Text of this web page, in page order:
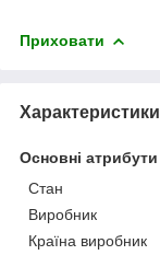
Приховати
Характеристики
Основні атрибути
Стан
Виробник
Країна виробник